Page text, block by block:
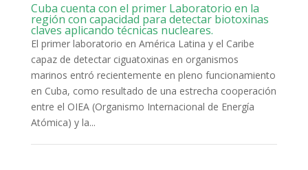
Cuba cuenta con el primer Laboratorio en la
región con capacidad para detectar biotoxinas
claves aplicando técnicas nucleares.
El primer laboratorio en América Latina y el Caribe
capaz de detectar ciguatoxinas en organismos
marinos entró recientemente en pleno funcionamiento
en Cuba, como resultado de una estrecha cooperación
entre el OIEA (Organismo Internacional de Energía
Atómica) y la...